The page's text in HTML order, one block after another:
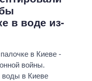
в воде из-
в Киеве -
войны.
воды в Киеве